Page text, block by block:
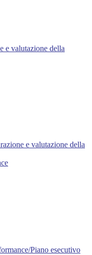
e valutazione della
e valutazione della
Piano esecutivo